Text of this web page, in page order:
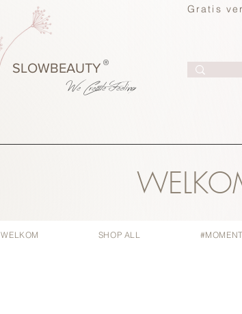
Gratis
®
SLOWBEAUTY
We CreateFeeling
WELKOM SHOP ALL